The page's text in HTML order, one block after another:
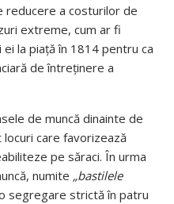
reducere a costurilor de
extreme, cum ar fi
ei la piață în 1814 pentru ca
de întreținere a
de muncă dinainte de
care favorizează
pe săraci. În urma
numite „bastilele
segregare strictă în patru